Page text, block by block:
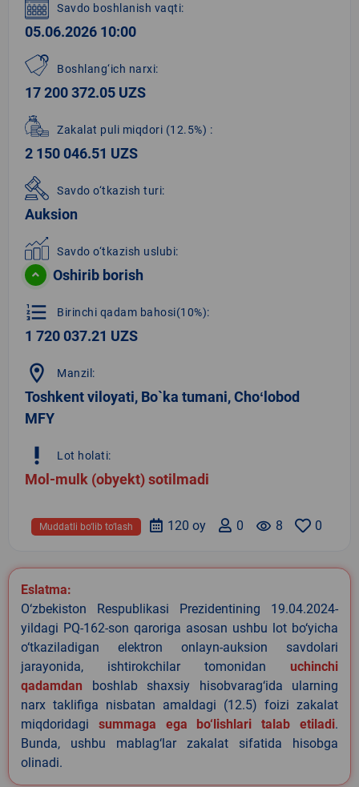
Savdo boshlanish vaqti:
05.06.2026 10:00
Boshlang‘ich narxi:
17 200 372.05 UZS
Zakalat puli miqdori (12.5%) :
2 150 046.51 UZS
Savdo o‘tkazish turi:
Auksion
Savdo o‘tkazish uslubi:
Oshirib borish
format_list_numbered Birinchi qadam bahosi(10%):
1 720 037.21 UZS
location_on Manzil:
Toshkent viloyati, Bo`ka tumani, Choʻlobod
MFY
priority_high Lot holati:
Mol-mulk (obyekt) sotilmadi
0
remove_red_eye 8
0
120 oy
Muddatli bo‘lib to‘lash
Eslatma:
O‘zbekiston Respublikasi Prezidentining 19.04.2024-
yildagi PQ-162-son qaroriga asosan ushbu lot bo‘yicha
o‘tkaziladigan elektron onlayn-auksion savdolari
jarayonida, ishtirokchilar tomonidan uchinchi
qadamdan boshlab shaxsiy hisobvarag‘ida ularning
narx taklifiga nisbatan amaldagi (12.5) foizi zakalat
miqdoridagi summaga ega bo‘lishlari talab etiladi.
Bunda, ushbu mablag‘lar zakalat sifatida hisobga
olinadi.